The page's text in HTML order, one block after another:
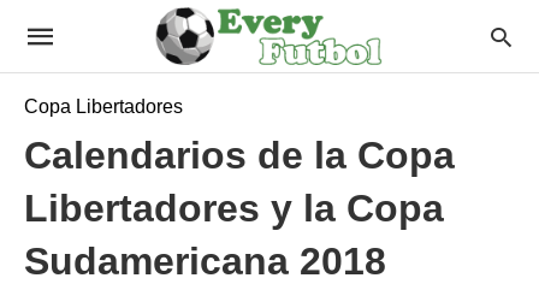
Copa Libertadores
Calendarios de la Copa
Libertadores y la Copa
Sudamericana 2018